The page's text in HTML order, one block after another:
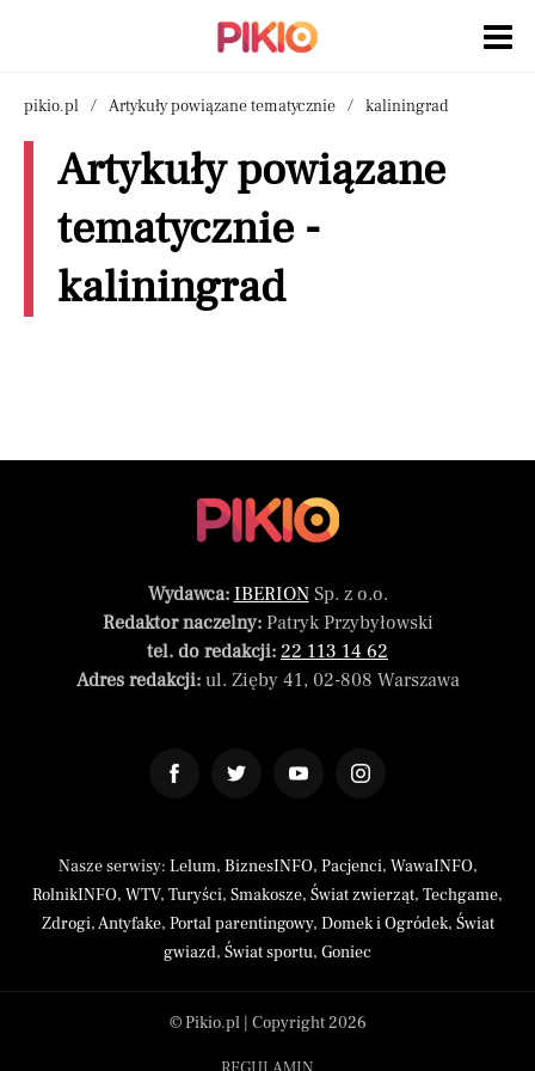
pikio.pl Artykuły powiązane tematycznie kaliningrad
Artykuły powiązane
tematycznie -
kaliningrad
Wydawca: IBERIONSp. z o.o.
Redaktor naczelny:Patryk Przybyłowski
tel. do redakcji: 22 113 14 62
Adres redakcji:ul. Zięby 41, 02-808 Warszawa
Nasze serwisy: Lelum, BiznesINFO, Pacjenci, WawaINFO,
RolnikINFO, WTV, Turyści, Smakosze, Świat zwierząt, Techgame,
Zdrogi,Antyfake, Portal parentingowy, Domek i Ogródek, Świat
gwiazd, Świat sportu, Goniec
© Pikio.pl | Copyright 2026